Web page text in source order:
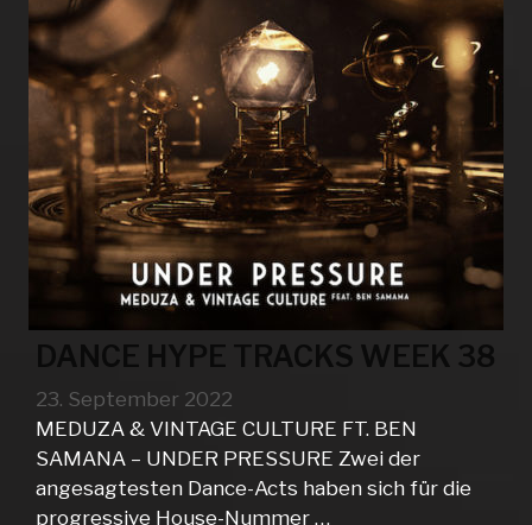
DANCE HYPE TRACKS WEEK 38
23. September 2022
MEDUZA & VINTAGE CULTURE FT. BEN
SAMANA – UNDER PRESSURE Zwei der
angesagtesten Dance-Acts haben sich für die
progressive House-Nummer …